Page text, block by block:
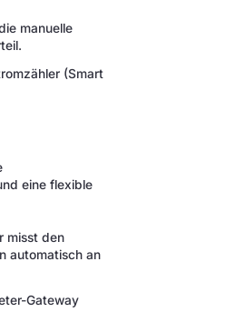
manuelle
(Smart
eine flexible
misst den
automatisch an
Gateway